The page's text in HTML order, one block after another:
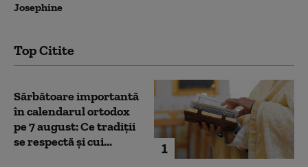
Josephine
Top Citite
1
Sărbătoare importantă
în calendarul ortodox
pe 7 august: Ce tradiții
se respectă și cui...